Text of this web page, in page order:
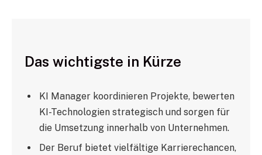
Das wichtigste in Kürze
KI Manager koordinieren Projekte, bewerten
KI-Technologien strategisch und sorgen für
die Umsetzung innerhalb von Unternehmen.
Der Beruf bietet vielfältige Karrierechancen,